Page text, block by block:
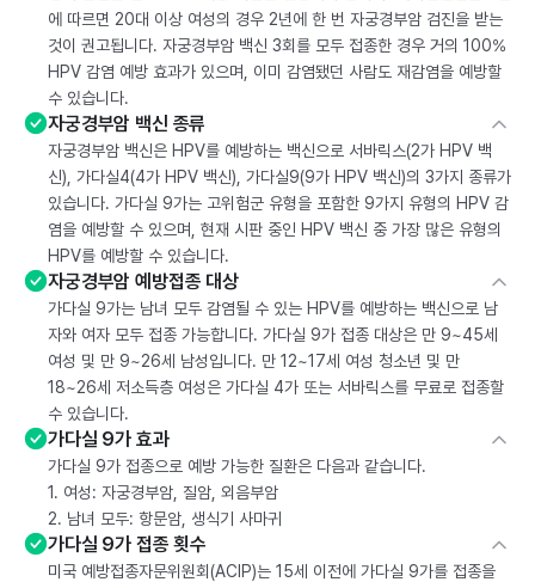
에 따르면 20대 이상 여성의 경우 2년에 한 번 자궁경부암 검진을 받는
것이 권고됩니다. 자궁경부암 백신 3회를 모두 접종한 경우 거의 100%
HPV 감염 예방 효과가 있으며, 이미 감염됐던 사람도 재감염을 예방할
수 있습니다.
자궁경부암 백신 종류
자궁경부암 백신은 HPV를 예방하는 백신으로 서바릭스(2가 HPV 백
신), 가다실4(4가 HPV 백신), 가다실9(9가 HPV 백신)의 3가지 종류가
있습니다. 가다실 9가는 고위험군 유형을 포함한 9가지 유형의 HPV 감
염을 예방할 수 있으며, 현재 시판 중인 HPV 백신 중 가장 많은 유형의
HPV를 예방할 수 있습니다.
자궁경부암 예방접종 대상
가다실 9가는 남녀 모두 감염될 수 있는 HPV를 예방하는 백신으로 남
자와 여자 모두 접종 가능합니다. 가다실 9가 접종 대상은 만 9~45세
여성 및 만 9~26세 남성입니다. 만 12~17세 여성 청소년 및 만
18~26세 저소득층 여성은 가다실 4가 또는 서바릭스를 무료로 접종할
수 있습니다.
가다실 9가 효과
가다실 9가 접종으로 예방 가능한 질환은 다음과 같습니다.
1. 여성: 자궁경부암, 질암, 외음부암
2. 남녀 모두: 항문암, 생식기 사마귀
가다실 9가 접종 횟수
미국 예방접종자문위원회(ACIP)는 15세 이전에 가다실 9가를 접종을